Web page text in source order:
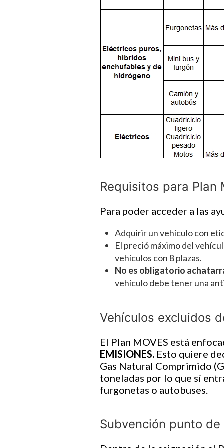
Requisitos para Plan
Para poder acceder a las
Adquirir un vehículo con
El preció máximo del
vehículos con 8 plazas.
No es obligatorio
vehículo debe tener una
Vehículos excluidos
El Plan MOVES está
EMISIONES. Esto quiere
Gas Natural Comprimido
toneladas por lo que sí
furgonetas o autobuses.
Subvención punto de